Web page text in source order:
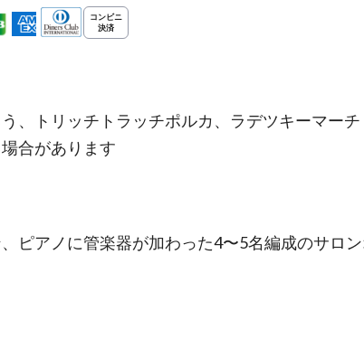
、トリッチトラッチポルカ、ラデツキーマーチ
合があります
ピアノに管楽器が加わった4〜5名編成のサロ